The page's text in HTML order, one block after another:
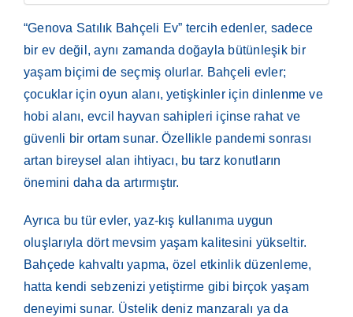
“Genova Satılık Bahçeli Ev” tercih edenler, sadece
bir ev değil, aynı zamanda doğayla bütünleşik bir
yaşam biçimi de seçmiş olurlar. Bahçeli evler;
çocuklar için oyun alanı, yetişkinler için dinlenme ve
hobi alanı, evcil hayvan sahipleri içinse rahat ve
güvenli bir ortam sunar. Özellikle pandemi sonrası
artan bireysel alan ihtiyacı, bu tarz konutların
önemini daha da artırmıştır.
Ayrıca bu tür evler, yaz-kış kullanıma uygun
oluşlarıyla dört mevsim yaşam kalitesini yükseltir.
Bahçede kahvaltı yapma, özel etkinlik düzenleme,
hatta kendi sebzenizi yetiştirme gibi birçok yaşam
deneyimi sunar. Üstelik deniz manzaralı ya da